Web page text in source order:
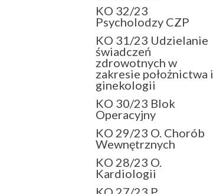
KO 32/23
Psycholodzy CZP
KO 31/23 Udzielanie
świadczeń
zdrowotnych w
zakresie położnictwa i
ginekologii
KO 30/23 Blok
Operacyjny
KO 29/23 O. Chorób
Wewnętrznych
KO 28/23 O.
Kardiologii